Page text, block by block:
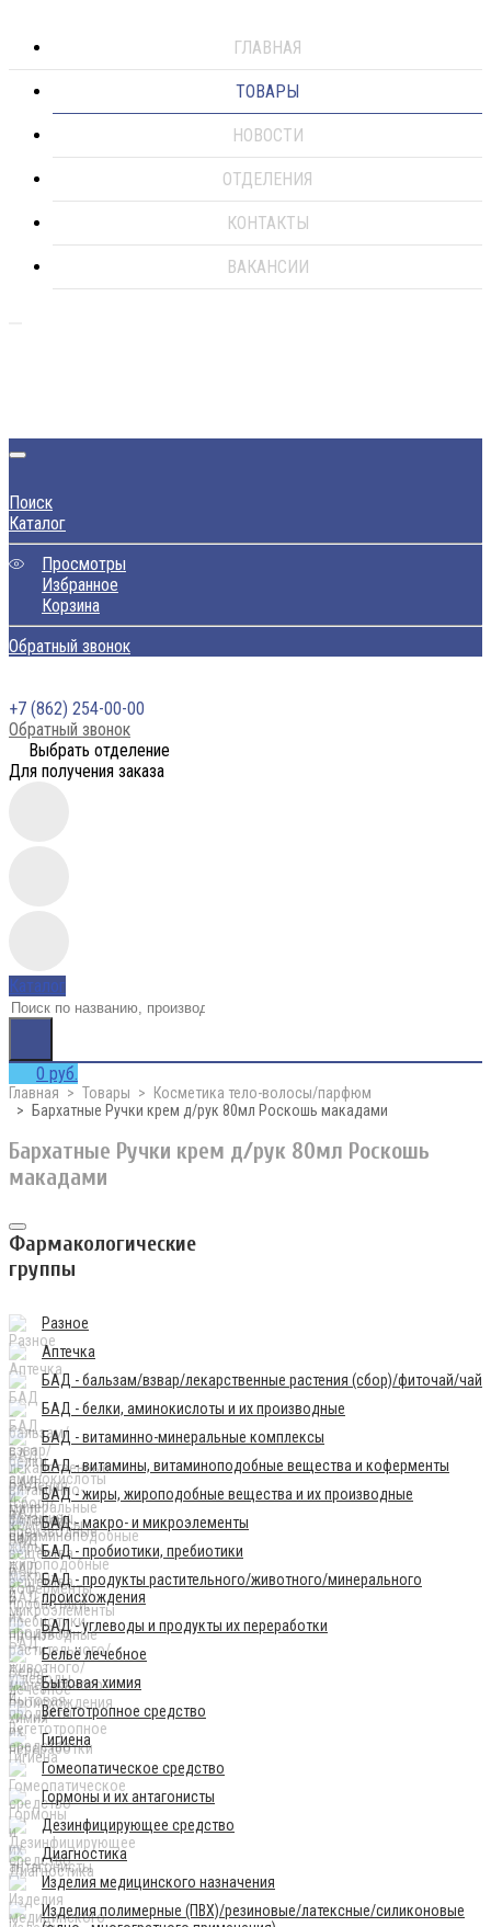
ГЛАВНАЯ
ТОВАРЫ
НОВОСТИ
ОТДЕЛЕНИЯ
КОНТАКТЫ
ВАКАНСИИ
Поиск
Каталог
Просмотры
Избранное
Корзина
Обратный звонок
+7 (862) 254-00-00
Обратный звонок
Выбрать отделение
Для получения заказа
Каталог
0 руб.
Главная Товары
Косметика тело-волосы/парфюм
Бархатные Ручки крем д/рук 80мл Роскошь макадами
Бархатные Ручки крем д/рук 80мл Роскошь
макадами
Фармакологические
группы
Разное
Аптечка
БАД - бальзам/взвар/лекарственные растения (сбор)/фиточай/чай
БАД - белки, аминокислоты и их производные
БАД - витаминно-минеральные комплексы
БАД - витамины, витаминоподобные вещества и коферменты
БАД - жиры, жироподобные вещества и их производные
БАД - макро- и микроэлементы
БАД - пробиотики, пребиотики
БАД - продукты растительного/животного/минерального
происхождения
БАД - углеводы и продукты их переработки
Бельё лечебное
Бытовая химия
Вегетотропное средство
Гигиена
Гомеопатическое средство
Гормоны и их антагонисты
Дезинфицирующее средство
Диагностика
Изделия медицинского назначения
Изделия полимерные (ПВХ)/резиновые/латексные/силиконовые